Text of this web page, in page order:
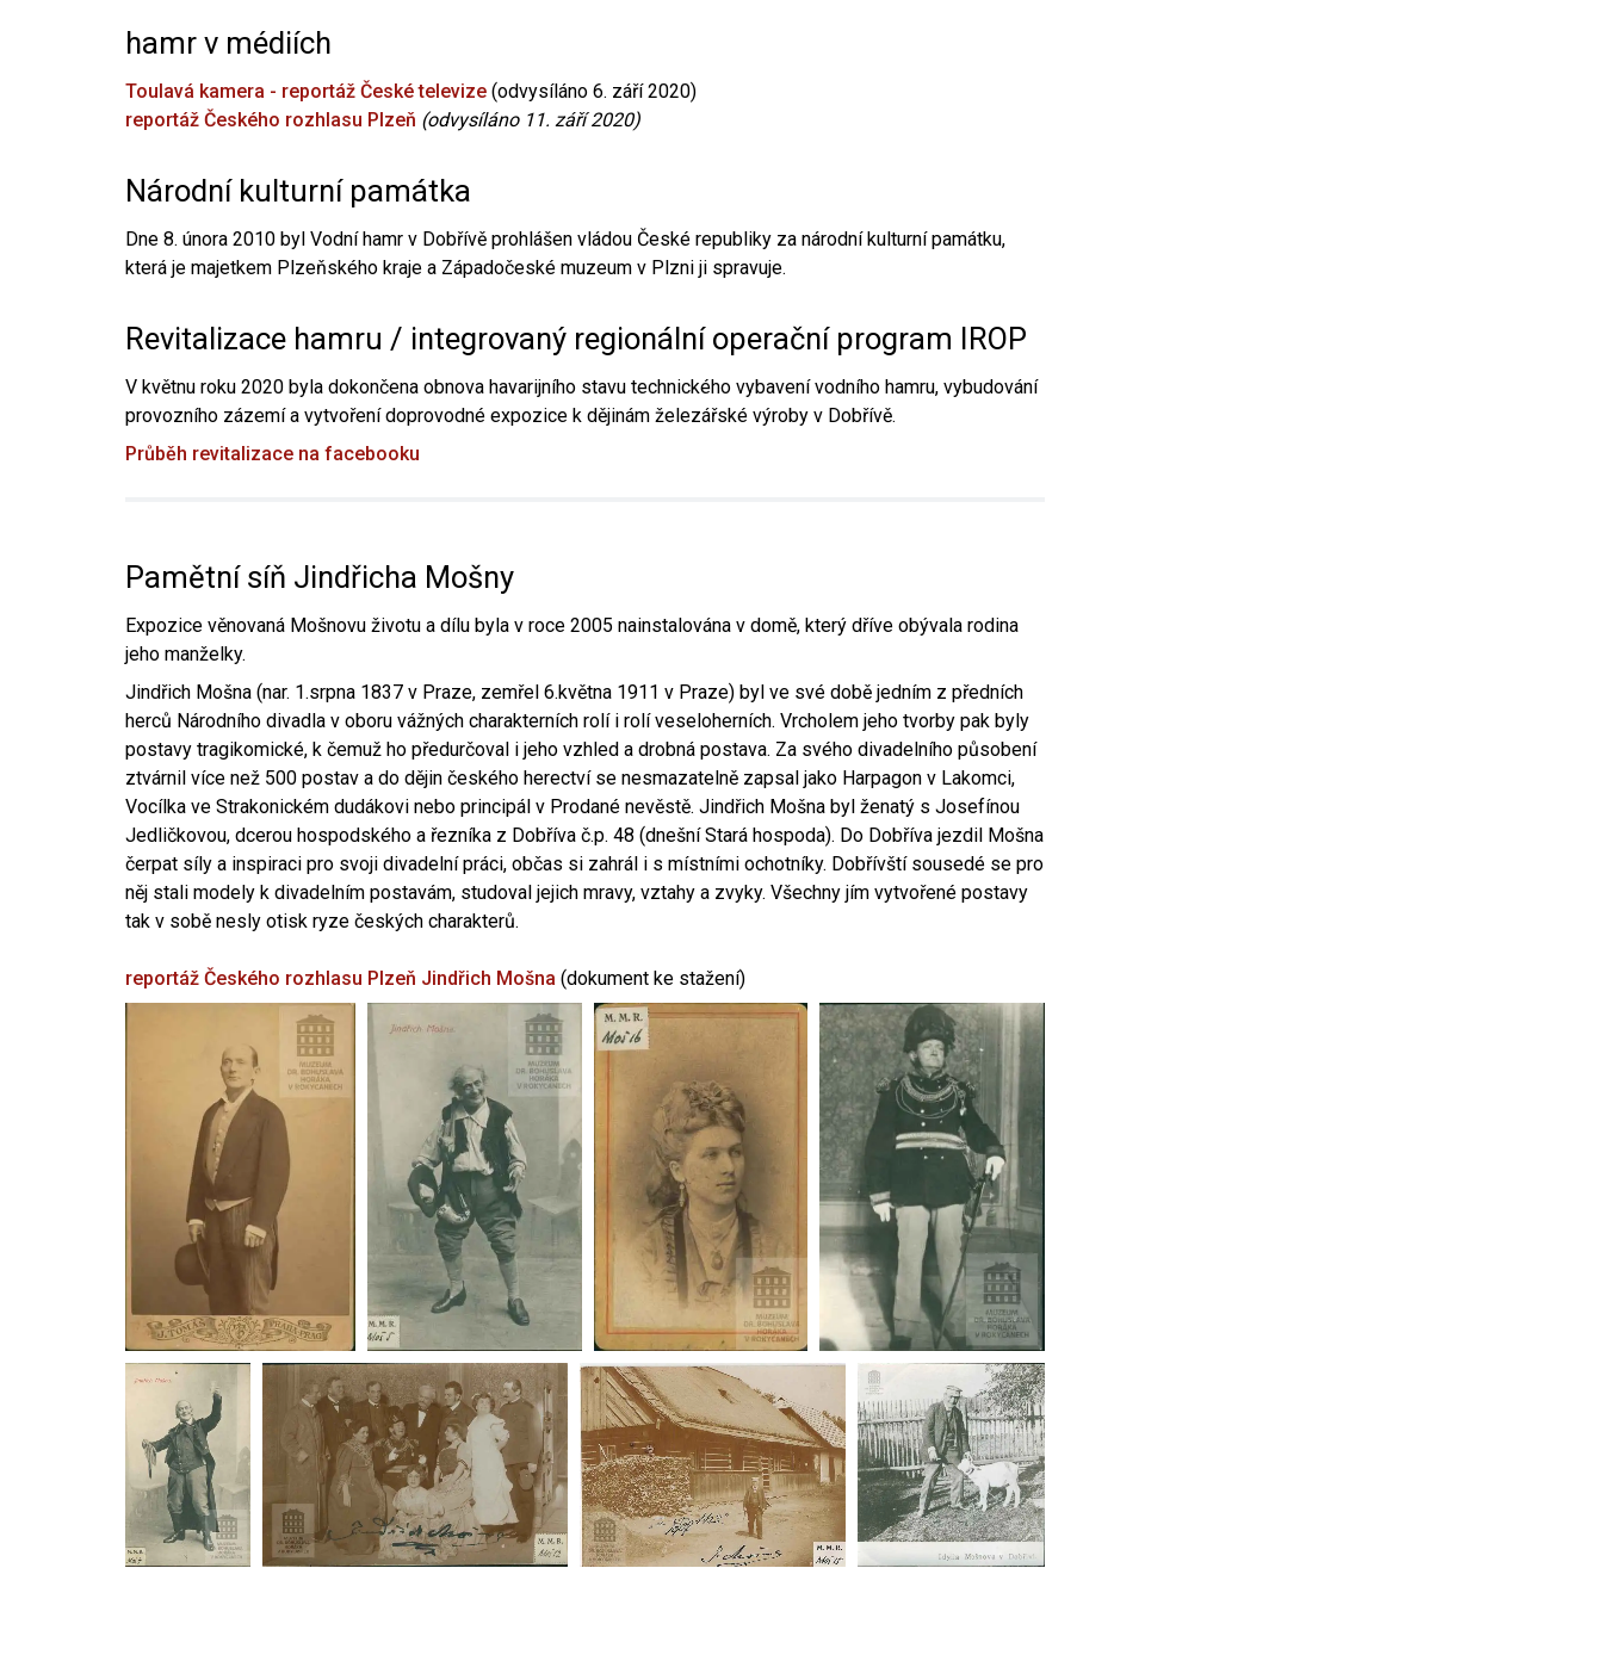
hamr v médiích
Toulavá kamera - reportáž České televize (odvysíláno 6. září 2020)
reportáž Českého rozhlasu Plzeň (odvysíláno 11. září 2020)
Národní kulturní památka
Dne 8. února 2010 byl Vodní hamr v Dobřívě prohlášen vládou České republiky za národní kulturní památku,
která je majetkem Plzeňského kraje a Západočeské muzeum v Plzni ji spravuje.
Revitalizace hamru / integrovaný regionální operační program IROP
V květnu roku 2020 byla dokončena obnova havarijního stavu technického vybavení vodního hamru, vybudování
provozního zázemí a vytvoření doprovodné expozice k dějinám železářské výroby v Dobřívě.
Průběh revitalizace na facebooku
Pamětní síň Jindřicha Mošny
Expozice věnovaná Mošnovu životu a dílu byla v roce 2005 nainstalována v domě, který dříve obývala rodina
jeho manželky.
Jindřich Mošna (nar. 1.srpna 1837 v Praze, zemřel 6.května 1911 v Praze) byl ve své době jedním z předních
herců Národního divadla v oboru vážných charakterních rolí i rolí veseloherních. Vrcholem jeho tvorby pak byly
postavy tragikomické, k čemuž ho předurčoval i jeho vzhled a drobná postava. Za svého divadelního působení
ztvárnil více než 500 postav a do dějin českého herectví se nesmazatelně zapsal jako Harpagon v Lakomci,
Vocílka ve Strakonickém dudákovi nebo principál v Prodané nevěstě. Jindřich Mošna byl ženatý s Josefínou
Jedličkovou, dcerou hospodského a řezníka z Dobříva č.p. 48 (dnešní Stará hospoda). Do Dobříva jezdil Mošna
čerpat síly a inspiraci pro svoji divadelní práci, občas si zahrál i s místními ochotníky. Dobřívští sousedé se pro
něj stali modely k divadelním postavám, studoval jejich mravy, vztahy a zvyky. Všechny jím vytvořené postavy
tak v sobě nesly otisk ryze českých charakterů.
reportáž Českého rozhlasu Plzeň Jindřich Mošna (dokument ke stažení)